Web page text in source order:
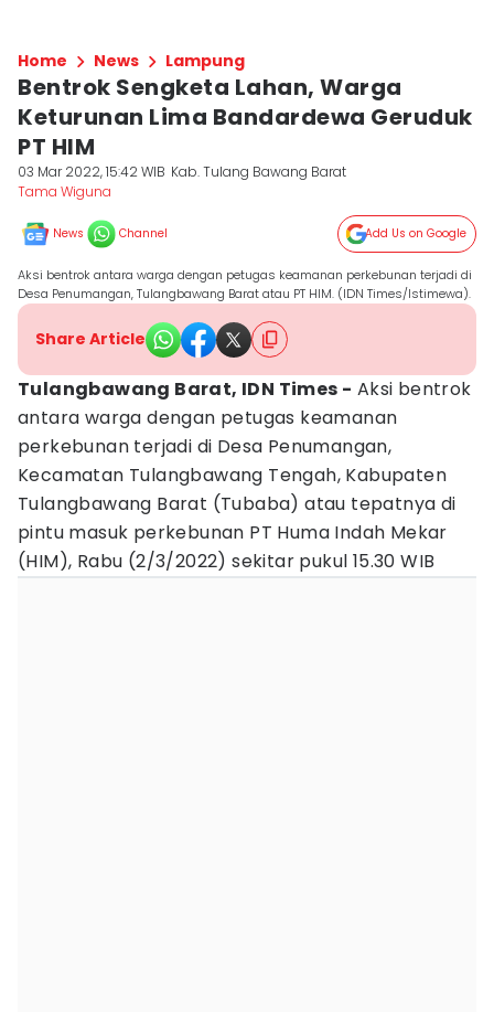
Home News Lampung
Bentrok Sengketa Lahan, Warga
Keturunan Lima Bandardewa Geruduk
PT HIM
03 Mar 2022, 15:42 WIB Kab. Tulang Bawang Barat
Tama Wiguna
News Channel Add Us on Google
Aksi bentrok antara warga dengan petugas keamanan perkebunan terjadi di
Desa Penumangan, Tulangbawang Barat atau PT HIM. (IDN Times/Istimewa).
Share Article
Tulangbawang Barat, IDN Times - Aksi bentrok
antara warga dengan petugas keamanan
perkebunan terjadi di Desa Penumangan,
Kecamatan Tulangbawang Tengah, Kabupaten
Tulangbawang Barat (Tubaba) atau tepatnya di
pintu masuk perkebunan PT Huma Indah Mekar
(HIM), Rabu (2/3/2022) sekitar pukul 15.30 WIB